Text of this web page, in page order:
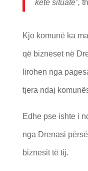
këtë situatë”,
Kjo komunë ka
që bizneset në
lirohen nga
tjera ndaj
Edhe pse ishte i
nga Drenasi
biznesit të tij.